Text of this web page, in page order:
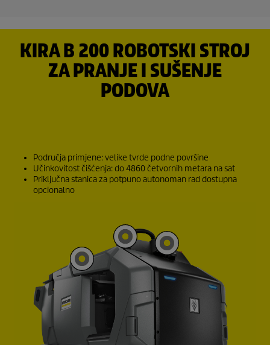
eKIRA B 200 ROBOTSKI STROJ
ZA PRANJE I SUŠENJE
PODOVA
Područja primjene: velike tvrde podne površine
Učinkovitost čišćenja: do 4860 četvornih metara na sat
Priključna stanica za potpuno autonoman rad dostupna
opcionalno